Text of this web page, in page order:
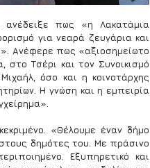
πως «η Λακατάμια
για νεαρά ζευγάρια και
Ανέφερε πως «αξιοσημείωτο
στο Τσέρι και τον Συνοικισμό
όσο και η κοινοτάρχης
Η γνώση και η εμπειρία
«Θέλουμε έναν δήμο
δημότες του. Με πράσινο
Εξυπηρετικό και